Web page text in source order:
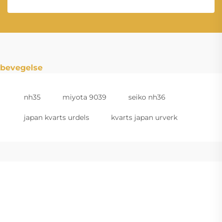
bevegelse
nh35 miyota 9039 seiko nh36
japan kvarts urdels kvarts japan urverk